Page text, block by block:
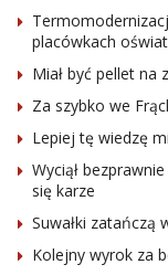
placówkach
Miał być pellet na
Za szybko we
Lepiej tę wiedzę
Wyciął
się karze
Suwałki zatańczą
Kolejny wyrok za